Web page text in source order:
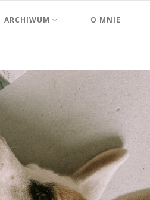
ARCHIWUM O MNIE